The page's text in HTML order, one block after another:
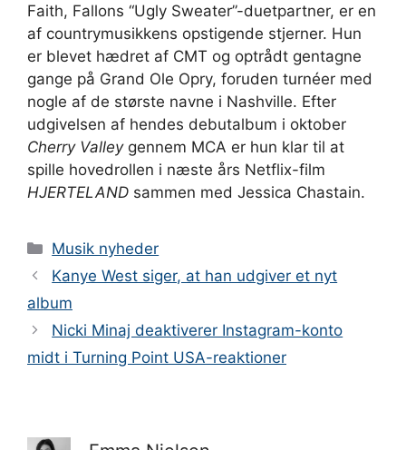
Faith, Fallons “Ugly Sweater”-duetpartner, er en
af ​​countrymusikkens opstigende stjerner. Hun
er blevet hædret af CMT og optrådt gentagne
gange på Grand Ole Opry, foruden turnéer med
nogle af de største navne i Nashville. Efter
udgivelsen af ​​hendes debutalbum i oktober
Cherry Valleygennem MCA er hun klar til at
spille hovedrollen i næste års Netflix-film
HJERTELAND sammen med Jessica Chastain.
Kategorier
Musik nyheder
Kanye West siger, at han udgiver et nyt
album
Nicki Minaj deaktiverer Instagram-konto
midt i Turning Point USA-reaktioner